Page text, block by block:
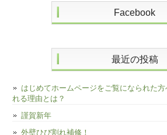
Facebook
最近の投稿
はじめてホームページをご覧になられた
れる理由とは？
謹賀新年
外壁ひび割れ補修！